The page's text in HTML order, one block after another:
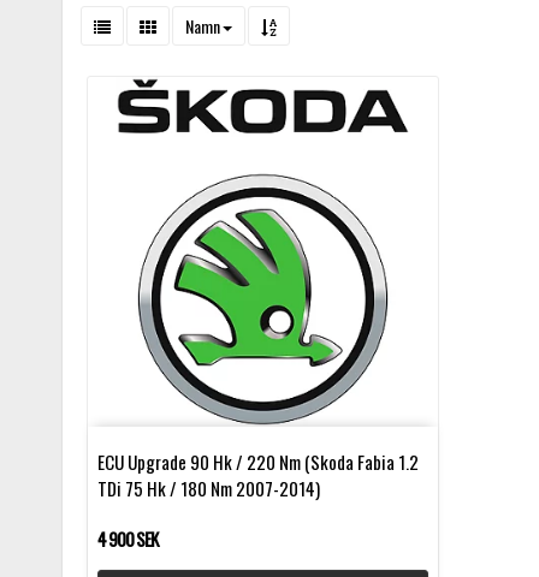
Namn
ECU Upgrade 90 Hk / 220 Nm (Skoda Fabia 1.2
TDi 75 Hk / 180 Nm 2007-2014)
4 900 SEK